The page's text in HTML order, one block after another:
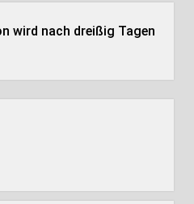
wird nach dreißig Tagen